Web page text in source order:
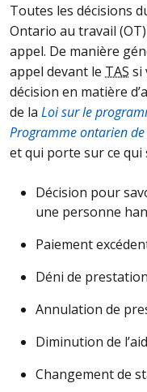
Toutes les décisions
Ontario au travail (OT
appel. De manière
appel devant le TAS si
décision en matière
de la Loi sur le
Programme ontarien
et qui porte sur ce qui
Décision pour
une personne
Paiement
Déni de
Annulation de
Diminution de
Changement de